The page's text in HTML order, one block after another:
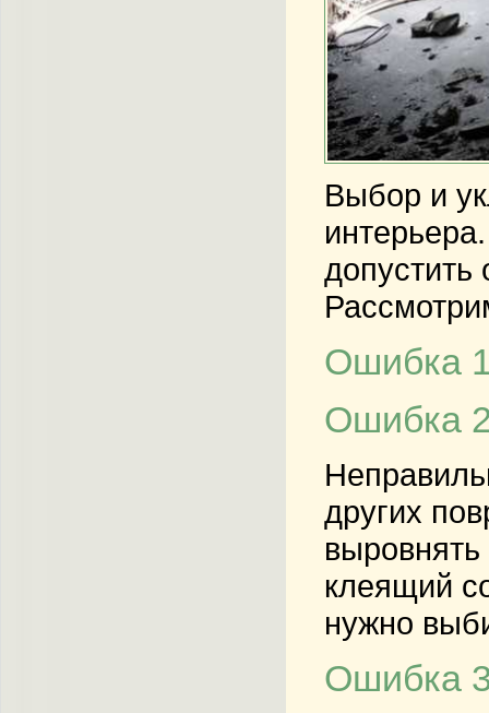
Выбор и
допустить
Ошибка
Ошибка
других
выровнять
клеящий
нужно
Ошибка